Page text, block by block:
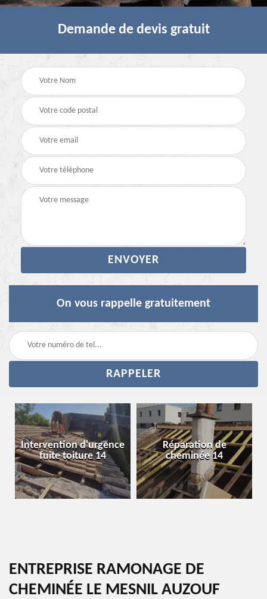
Demande de devis gratuit
On vous rappelle gratuitement
Intervention d'urgence
fuite toiture 14
Réparation de
cheminée 14
ENTREPRISE RAMONAGE DE
CHEMINÉE LE MESNIL AUZOUF